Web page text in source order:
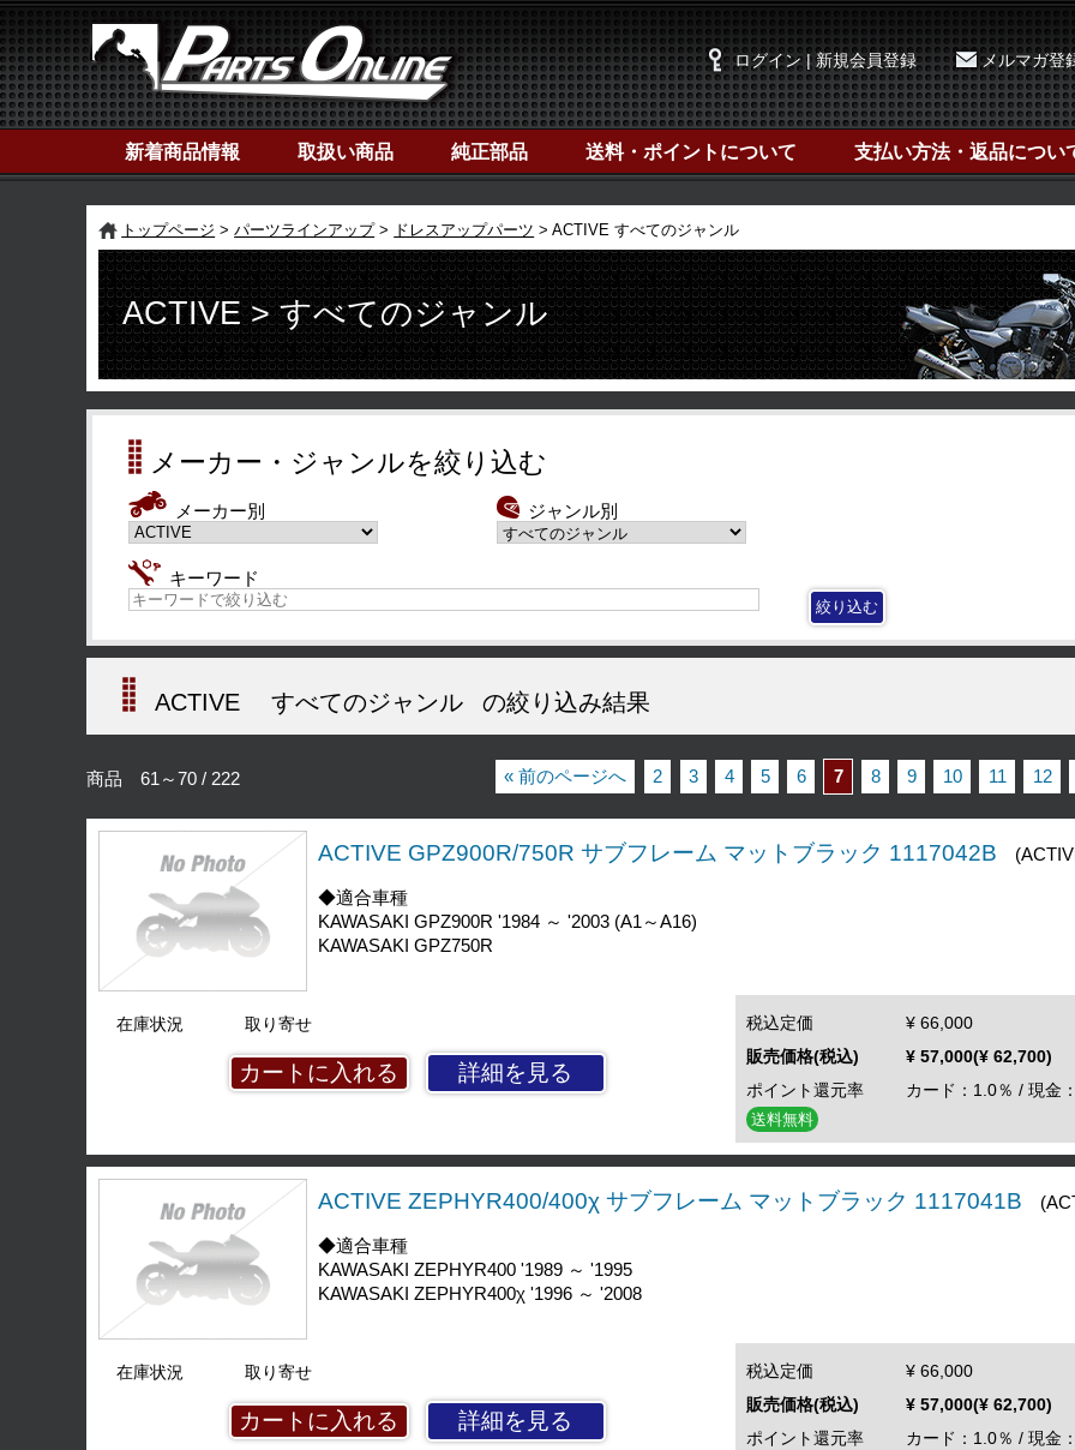
ログイン | 新規会員登録 メルマガ登
新着商品情報 取扱い商品 純正部品 送料・ポイントについて 支払い方法・返品につい
トップページ パーツラインアップ ドレスアップパーツ ACTIVE すべてのジャンル
ACTIVE > すべてのジャンル
メーカー・ジャンルを絞り込む
メーカー別 ジャンル別
キーワード
ACTIVE すべてのジャンル の絞り込み結果
商品 61～70 / 222 « 前のページへ 2 3 4 5 6 7 8 9 10 11 12
ACTIVE GPZ900R/750R サブフレーム マットブラック 1117042B
◆適合車種
KAWASAKI GPZ900R '1984 ～ '2003 (A1～A16)
KAWASAKI GPZ750R
在庫状況 取り寄せ
詳細を見る
税込定価
¥ 66,000
販売価格(税込)
¥ 57,000(¥ 62,700)
ポイント還元率
カード：1.0％ / 現金
送料無料
ACTIVE ZEPHYR400/400χ サブフレーム マットブラック 1117041B
◆適合車種
KAWASAKI ZEPHYR400 '1989 ～ '1995
KAWASAKI ZEPHYR400χ '1996 ～ '2008
在庫状況 取り寄せ
詳細を見る
税込定価
¥ 66,000
販売価格(税込)
¥ 57,000(¥ 62,700)
ポイント還元率
カード：1.0％ / 現金